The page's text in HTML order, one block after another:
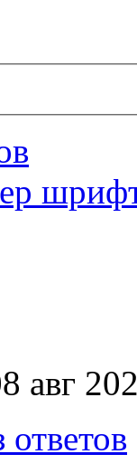
авг